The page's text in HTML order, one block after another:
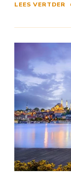
LEES VERTDER